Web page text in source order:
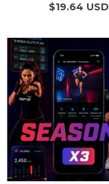
$19.64 USD